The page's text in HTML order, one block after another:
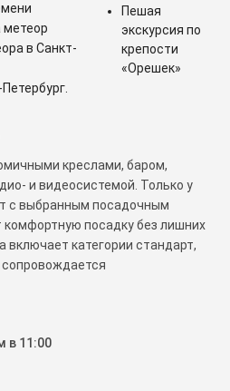
метеор
в Санкт-
Пешая
экскурсия по
крепости
«Орешек»
креслами, баром,
и видеосистемой. Только у
с выбранным посадочным
посадку без лишних
включает категории стандарт,
в 11:00